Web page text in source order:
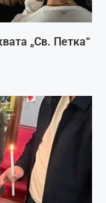
„Св. Петка“